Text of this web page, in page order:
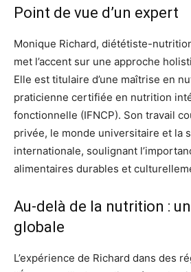
Point de vue d’un expert
Monique Richard, diététiste-
met l’accent sur une approche
Elle est titulaire d’une maîtrise en
praticienne certifiée en nutrition
fonctionnelle (IFNCP). Son travail
privée, le monde universitaire et la
internationale, soulignant
alimentaires durables et
Au-delà de la nutrition :
globale
L’expérience de Richard dans des